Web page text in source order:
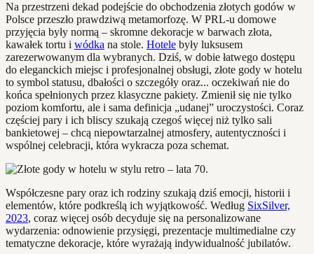
Na przestrzeni dekad podejście do obchodzenia złotych godów w
Polsce przeszło prawdziwą metamorfozę. W PRL-u domowe
przyjęcia były normą – skromne dekoracje w barwach złota,
kawałek tortu i wódka na stole. Hotele były luksusem
zarezerwowanym dla wybranych. Dziś, w dobie łatwego dostępu
do eleganckich miejsc i profesjonalnej obsługi, złote gody w hotelu
to symbol statusu, dbałości o szczegóły oraz... oczekiwań nie do
końca spełnionych przez klasyczne pakiety. Zmienił się nie tylko
poziom komfortu, ale i sama definicja „udanej” uroczystości. Coraz
częściej pary i ich bliscy szukają czegoś więcej niż tylko sali
bankietowej – chcą niepowtarzalnej atmosfery, autentyczności i
wspólnej celebracji, która wykracza poza schemat.
Współczesne pary oraz ich rodziny szukają dziś emocji, historii i
elementów, które podkreślą ich wyjątkowość. Według SixSilver,
2023, coraz więcej osób decyduje się na personalizowane
wydarzenia: odnowienie przysięgi, prezentacje multimedialne czy
tematyczne dekoracje, które wyrażają indywidualność jubilatów.